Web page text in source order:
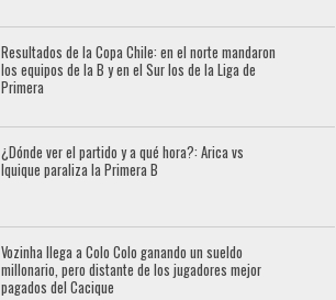
Resultados de la Copa Chile: en el norte mandaron
los equipos de la B y en el Sur los de la Liga de
Primera
¿Dónde ver el partido y a qué hora?: Arica vs
Iquique paraliza la Primera B
Vozinha llega a Colo Colo ganando un sueldo
millonario, pero distante de los jugadores mejor
pagados del Cacique